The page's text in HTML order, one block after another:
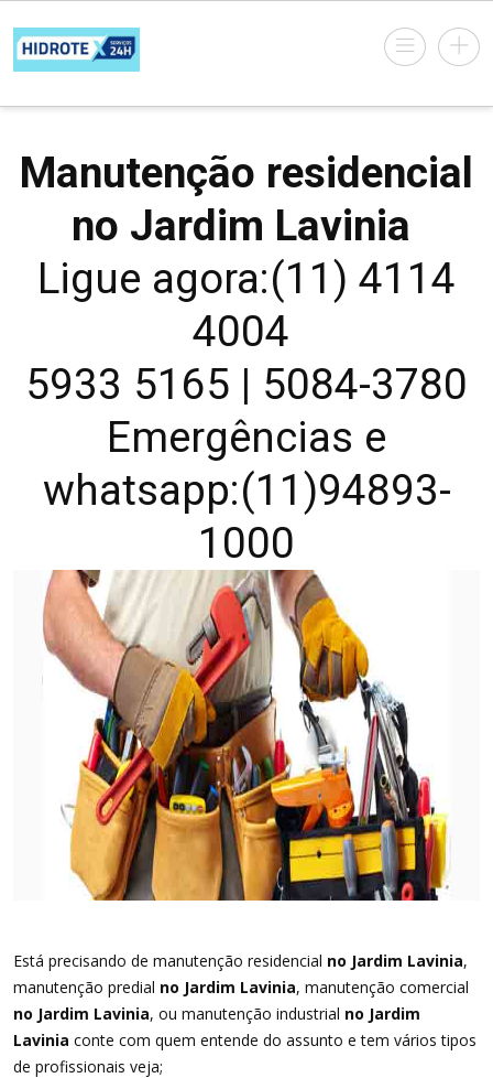
Manutenção residencial
no Jardim Lavinia
Ligue agora:(11) 4114
4004
5933 5165 | 5084-3780
Emergências e
whatsapp:(11)94893-
1000
Está precisando de manutenção residencial no Jardim Lavinia,
manutenção predial no Jardim Lavinia, manutenção comercial
no Jardim Lavinia, ou manutenção industrial no Jardim
Lavinia conte com quem entende do assunto e tem vários tipos
de profissionais veja;